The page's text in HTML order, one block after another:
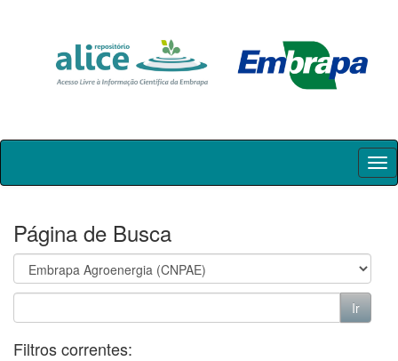
Skip
Página de Busca
Filtros correntes: